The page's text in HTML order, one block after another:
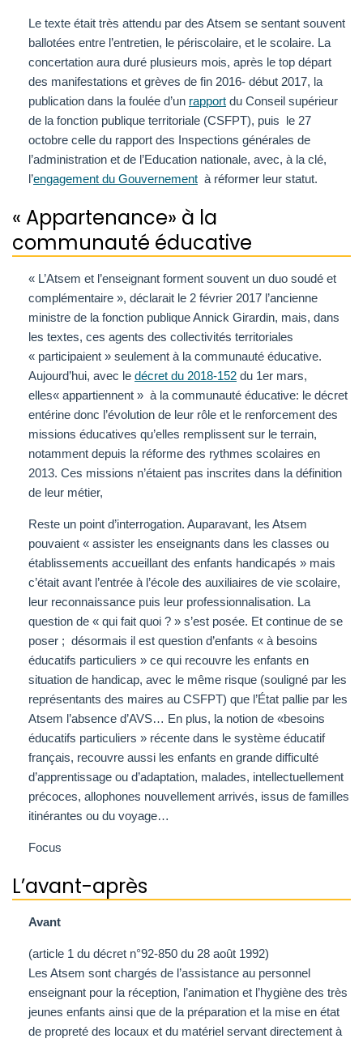
Le texte était très attendu par des Atsem se sentant souvent
ballotées entre l’entretien, le périscolaire, et le scolaire. La
concertation aura duré plusieurs mois, après le top départ
des manifestations et grèves de fin 2016- début 2017, la
publication dans la foulée d’un rapport du Conseil supérieur
de la fonction publique territoriale (CSFPT), puis le 27
octobre celle du rapport des Inspections générales de
l’administration et de l’Education nationale, avec, à la clé,
l’engagement du Gouvernement à réformer leur statut.
« Appartenance» à la
communauté éducative
« L’Atsem et l’enseignant forment souvent un duo soudé et
complémentaire », déclarait le 2 février 2017 l’ancienne
ministre de la fonction publique Annick Girardin, mais, dans
les textes, ces agents des collectivités territoriales
« participaient » seulement à la communauté éducative.
Aujourd’hui, avec le décret du 2018-152 du 1er mars,
elles« appartiennent » à la communauté éducative: le décret
entérine donc l’évolution de leur rôle et le renforcement des
missions éducatives qu’elles remplissent sur le terrain,
notamment depuis la réforme des rythmes scolaires en
2013. Ces missions n’étaient pas ins­cri­tes dans la défi­ni­tion
de leur métier,
Reste un point d’interrogation. Auparavant, les Atsem
pouvaient « assister les enseignants dans les classes ou
établissements accueillant des enfants handicapés » mais
c’était avant l’entrée à l’école des auxiliaires de vie scolaire,
leur reconnaissance puis leur professionnalisation. La
question de « qui fait quoi ? » s’est posée. Et continue de se
poser ; désormais il est question d’enfants « à besoins
éducatifs particuliers » ce qui recouvre les enfants en
situation de handicap, avec le même risque (souligné par les
représentants des maires au CSFPT) que l’État pallie par les
Atsem l’absence d’AVS… En plus, la notion de «besoins
éducatifs particuliers » récente dans le système éducatif
français, recouvre aussi les enfants en grande difficulté
d’apprentissage ou d’adaptation, malades, intellectuellement
précoces, allophones nouvellement arrivés, issus de familles
itinérantes ou du voyage…
Focus
L’avant-après
Avant
(article 1 du décret n°92-850 du 28 août 1992)
Les Atsem sont chargés de l’assistance au personnel
enseignant pour la réception, l’animation et l’hygiène des très
jeunes enfants ainsi que de la préparation et la mise en état
de propreté des locaux et du matériel servant directement à